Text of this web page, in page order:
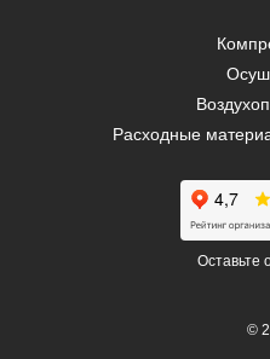
Расходные
Оставьте
©